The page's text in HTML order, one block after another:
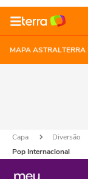
MAPA ASTRAL
Capa Diversão
Pop Internacional